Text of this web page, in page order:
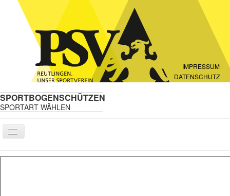
IMPRESSUM
DATENSCHUTZ
SPORTBOGENSCHÜTZEN
SPORTART WÄHLEN
Navigation
an/aus
Wir über uns